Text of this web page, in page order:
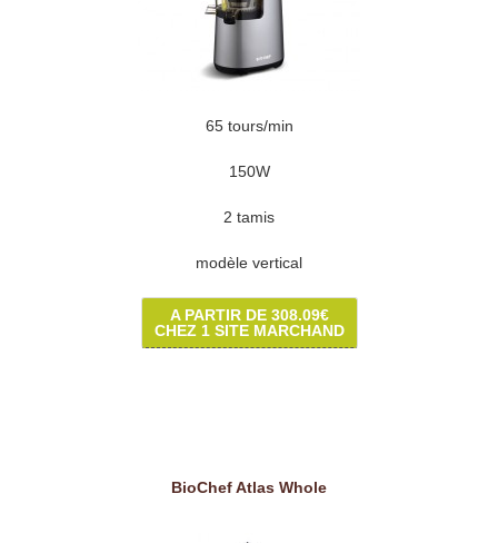
65 tours/min
150W
2 tamis
modèle vertical
A PARTIR DE 308.09€
CHEZ 1 SITE MARCHAND
BioChef Atlas Whole